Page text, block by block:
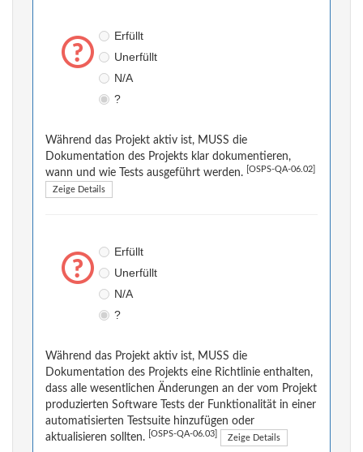
Erfüllt
Unerfüllt
N/A
?
Während das Projekt aktiv ist, MUSS die
Dokumentation des Projekts klar dokumentieren,
wann und wie Tests ausgeführt werden.
[OSPS-QA-06.02]
Zeige Details
Erfüllt
Unerfüllt
N/A
?
Während das Projekt aktiv ist, MUSS die
Dokumentation des Projekts eine Richtlinie enthalten,
dass alle wesentlichen Änderungen an der vom Projekt
produzierten Software Tests der Funktionalität in einer
automatisierten Testsuite hinzufügen oder
aktualisieren sollten.
[OSPS-QA-06.03] Zeige Details